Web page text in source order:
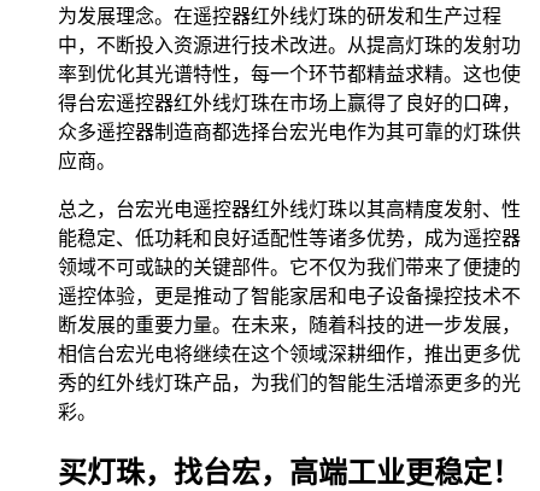
为发展理念。在遥控器红外线灯珠的研发和生产过程
中，不断投入资源进行技术改进。从提高灯珠的发射功
率到优化其光谱特性，每一个环节都精益求精。这也使
得台宏遥控器红外线灯珠在市场上赢得了良好的口碑，
众多遥控器制造商都选择台宏光电作为其可靠的灯珠供
应商。
总之，台宏光电遥控器红外线灯珠以其高精度发射、性
能稳定、低功耗和良好适配性等诸多优势，成为遥控器
领域不可或缺的关键部件。它不仅为我们带来了便捷的
遥控体验，更是推动了智能家居和电子设备操控技术不
断发展的重要力量。在未来，随着科技的进一步发展，
相信台宏光电将继续在这个领域深耕细作，推出更多优
秀的红外线灯珠产品，为我们的智能生活增添更多的光
彩。
买灯珠，找台宏，高端工业更稳定！